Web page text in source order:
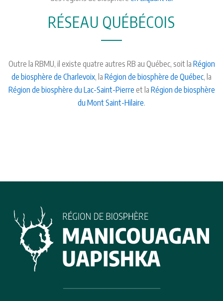
RÉSEAU QUÉBÉCOIS
Outre la RBMU, il existe quatre autres RB au Québec, soit la Région
de biosphère de Charlevoix, la Région de biosphère de Québec, la
Région de biosphère du Lac-Saint-Pierre et la Région de biosphère
du Mont Saint-Hilaire.